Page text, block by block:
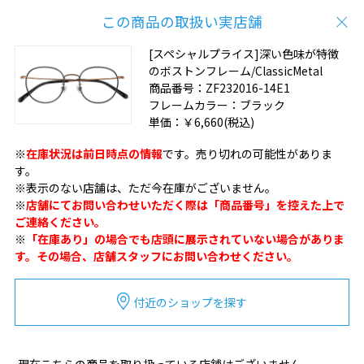
この商品の取扱い実店舗
[スペシャルプライス]深い色味が特徴
のボストンフレーム/ClassicMetal
商品番号： ZF232016-14E1
フレームカラー： ブラック
単価： ￥6,660(税込)
※在庫状況は前日時点の情報です。売り切れの可能性がありま
す。
※表示のない店舗は、ただ今在庫がございません。
※店舗にてお問い合わせいただく際は「商品番号」を控えた上で
ご連絡ください。
※ 「在庫あり」の場合でも店頭に展示されていない場合がありま
す。その場合、店舗スタッフにお問い合わせください。
付近のショップを探す